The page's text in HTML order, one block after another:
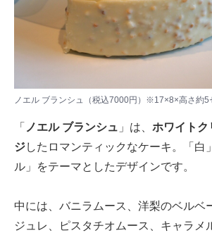
ノエル ブランシュ（税込7000円）※17×8×高さ約5
「 ノエル ブランシュ 」は、 ホワイトク
ジしたロマンティックなケーキ。「白
ル」をテーマとしたデザインです。
中には、バニラムース、洋梨のベルベ
ジュレ、ピスタチオムース、キャラメ